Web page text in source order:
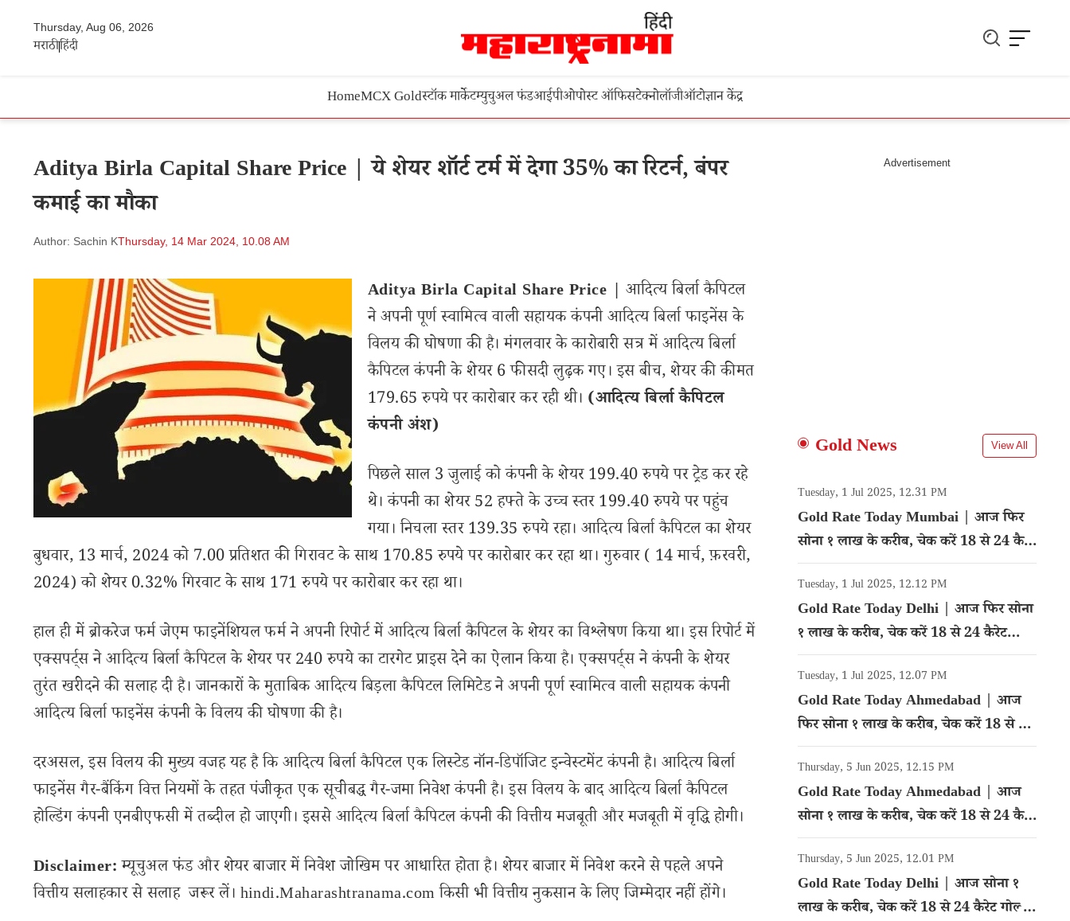
Thursday, Aug 06, 2026
मराठीहिंदी
HomeMCX Goldस्टॉक मार्केटम्युचुअल फंडआईपीओपोस्ट ऑफिसटेक्नोलॉजीऑटोज्ञान केंद्र
Aditya Birla Capital Share Price | ये शेयर शॉर्ट टर्म में देगा 35% का रिटर्न, बंपर
कमाई का मौका
Author: Sachin KThursday, 14 Mar 2024, 10.08 AM
Aditya Birla Capital Share Price | आदित्य बिर्ला कैपिटल
ने अपनी पूर्ण स्वामित्व वाली सहायक कंपनी आदित्य बिर्ला फाइनेंस के
विलय की घोषणा की है। मंगलवार के कारोबारी सत्र में आदित्य बिर्ला
कैपिटल कंपनी के शेयर 6 फीसदी लुढ़क गए। इस बीच, शेयर की कीमत
179.65 रुपये पर कारोबार कर रही थी। (आदित्य बिर्ला कैपिटल
कंपनी अंश)
पिछले साल 3 जुलाई को कंपनी के शेयर 199.40 रुपये पर ट्रेड कर रहे
थे। कंपनी का शेयर 52 हफ्ते के उच्च स्तर 199.40 रुपये पर पहुंच
गया। निचला स्तर 139.35 रुपये रहा। आदित्य बिर्ला कैपिटल का शेयर
बुधवार, 13 मार्च, 2024 को 7.00 प्रतिशत की गिरावट के साथ 170.85 रुपये पर कारोबार कर रहा था। गुरुवार ( 14 मार्च, फ़रवरी,
2024) को शेयर 0.32% गिरवाट के साथ 171 रुपये पर कारोबार कर रहा था।
हाल ही में ब्रोकरेज फर्म जेएम फाइनेंशियल फर्म ने अपनी रिपोर्ट में आदित्य बिर्ला कैपिटल के शेयर का विश्लेषण किया था। इस रिपोर्ट में
एक्सपर्ट्स ने आदित्य बिर्ला कैपिटल के शेयर पर 240 रुपये का टारगेट प्राइस देने का ऐलान किया है। एक्सपर्ट्स ने कंपनी के शेयर
तुरंत खरीदने की सलाह दी है। जानकारों के मुताबिक आदित्य बिड़ला कैपिटल लिमिटेड ने अपनी पूर्ण स्वामित्व वाली सहायक कंपनी
आदित्य बिर्ला फाइनेंस कंपनी के विलय की घोषणा की है।
दरअसल, इस विलय की मुख्य वजह यह है कि आदित्य बिर्ला कैपिटल एक लिस्टेड नॉन-डिपॉजिट इन्वेस्टमेंट कंपनी है। आदित्य बिर्ला
फाइनेंस गैर-बैंकिंग वित्त नियमों के तहत पंजीकृत एक सूचीबद्ध गैर-जमा निवेश कंपनी है। इस विलय के बाद आदित्य बिर्ला कैपिटल
होल्डिंग कंपनी एनबीएफसी में तब्दील हो जाएगी। इससे आदित्य बिर्ला कैपिटल कंपनी की वित्तीय मजबूती और मजबूती में वृद्धि होगी।
Disclaimer:म्यूचुअल फंड और शेयर बाजार में निवेश जोखिम पर आधारित होता है। शेयर बाजार में निवेश करने से पहले अपने
वित्तीय सलाहकार से सलाह जरूर लें। hindi.Maharashtranama.com किसी भी वित्तीय नुकसान के लिए जिम्मेदार नहीं होंगे।
Gold News View All
Tuesday, 1 Jul 2025, 12.31 PM
Gold Rate Today Mumbai | आज फिर
सोना १ लाख के करीब, चेक करें 18 से 24 कैरेट
गोल्ड का रेट
Tuesday, 1 Jul 2025, 12.12 PM
Gold Rate Today Delhi | आज फिर सोना
१ लाख के करीब, चेक करें 18 से 24 कैरेट
गोल्ड का रेट
Tuesday, 1 Jul 2025, 12.07 PM
Gold Rate Today Ahmedabad | आज
फिर सोना १ लाख के करीब, चेक करें 18 से 24
कैरेट गोल्ड का रेट
Thursday, 5 Jun 2025, 12.15 PM
Gold Rate Today Ahmedabad | आज
सोना १ लाख के करीब, चेक करें 18 से 24 कैरेट
गोल्ड का रेट
Thursday, 5 Jun 2025, 12.01 PM
Gold Rate Today Delhi | आज सोना १
लाख के करीब, चेक करें 18 से 24 कैरेट गोल्ड